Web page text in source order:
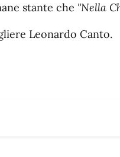
stante che "Nella
Leonardo Canto.